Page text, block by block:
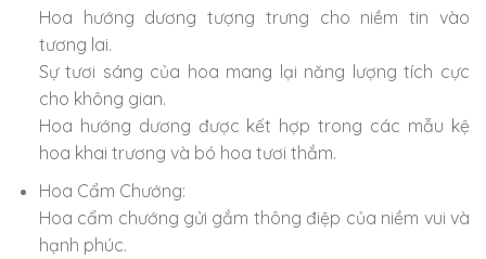
Hoa hướng dương tượng trưng cho niềm tin vào
tương lai.
Sự tươi sáng của hoa mang lại năng lượng tích cực
cho không gian.
Hoa hướng dương được kết hợp trong các mẫu kệ
hoa khai trương và bó hoa tươi thắm.
Hoa Cẩm Chướng:
Hoa cẩm chướng gửi gắm thông điệp của niềm vui và
hạnh phúc.